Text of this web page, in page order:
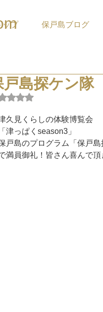
ップ 保戸島ブログ
戸島探ケン隊
5つ星のうちNaNと評価され
久見くらしの体験博覧会
「津っぱくseason3」
戸島のプログラム「保戸
満員御礼！皆さん喜んで